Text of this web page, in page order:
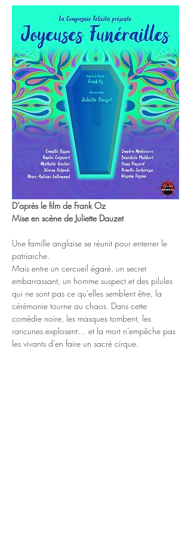
D’après le film de Frank Oz
Mise en scène de Juliette Dauzet
Une famille anglaise se réunit pour enterrer le
patriarche.
Mais entre un cercueil égaré, un secret
embarrassant, un homme suspect et des pilules
qui ne sont pas ce qu’elles semblent être, la
cérémonie tourne au chaos. Dans cette
comédie noire, les masques tombent, les
rancunes explosent… et la mort n’empêche pas
les vivants d’en faire un sacré cirque.